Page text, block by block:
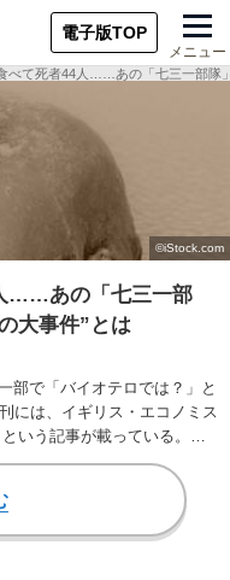
電子版TOP
メニュー
べて死者44人……あの「七三一部隊
……あの「七三一部
大事件”とは
部で「バイオテロでは？」と
には、イギリス・エコノミス
いう記事が載っている。そ